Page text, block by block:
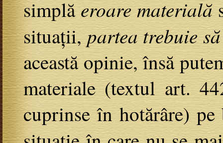
simplăeroare materială
situații,partea trebuie
această opinie, însă
materiale (textul art.
cuprinse în hotărâre)